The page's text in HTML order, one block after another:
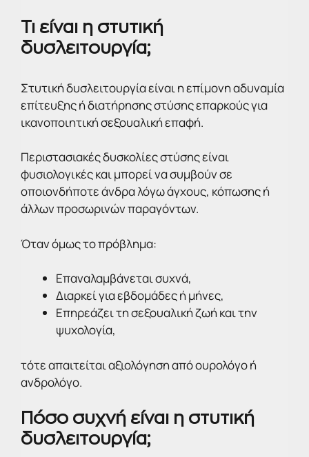
Τι είναι η στυτική
δυσλειτουργία;
Στυτική δυσλειτουργία είναι η επίμονη αδυναμία
επίτευξης ή διατήρησης στύσης επαρκούς για
ικανοποιητική σεξουαλική επαφή.
Περιστασιακές δυσκολίες στύσης είναι
φυσιολογικές και μπορεί να συμβούν σε
οποιονδήποτε άνδρα λόγω άγχους, κόπωσης ή
άλλων προσωρινών παραγόντων.
Όταν όμως το πρόβλημα:
Επαναλαμβάνεται συχνά,
Διαρκεί για εβδομάδες ή μήνες,
Επηρεάζει τη σεξουαλική ζωή και την
ψυχολογία,
τότε απαιτείται αξιολόγηση από ουρολόγο ή
ανδρολόγο.
Πόσο συχνή είναι η στυτική
δυσλειτουργία;